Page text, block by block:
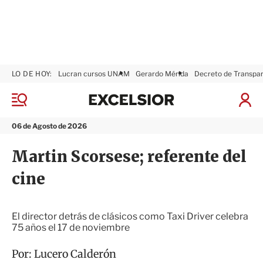
M
n
06 de Agosto de 2026
LO DE HOY: Lucran cursos UNAM Gerardo Mérida Decreto de
I
i
a
i
x
i
Martin Scorsese; referente del
cine
El director detrás de clásicos como Taxi Driver celebra
75 años el 17 de noviembre
Por: Lucero Calderón